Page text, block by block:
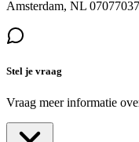
Amsterdam, NL
Stel je vraag
Vraag meer informatie